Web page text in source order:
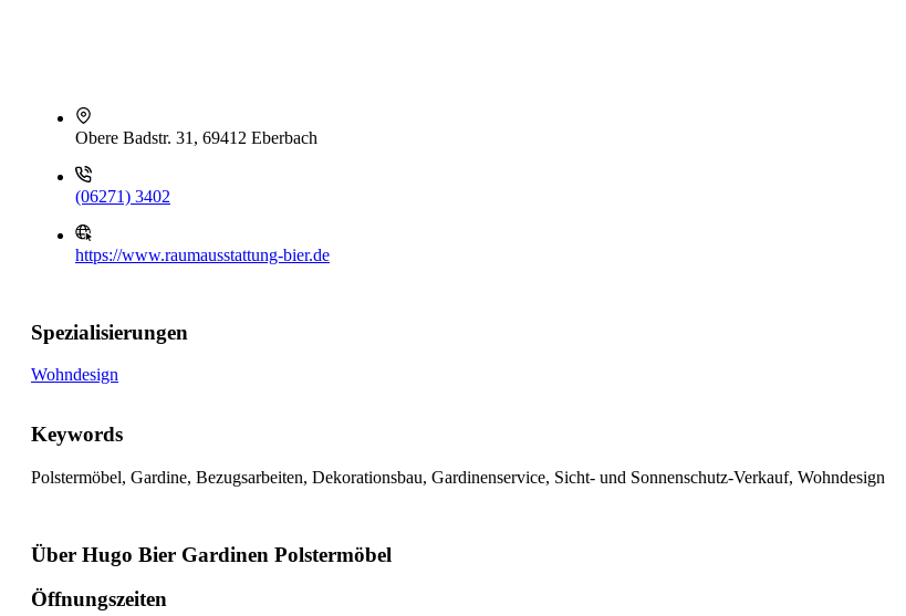
Obere Badstr. 31, 69412 Eberbach
(06271) 3402
https://www.raumausstattung-bier.de
Spezialisierungen
Wohndesign
Keywords
Polstermöbel, Gardine, Bezugsarbeiten, Dekorationsbau, Gardinenservice, Sicht- und Sonnenschutz-Verkauf, Wohndesign
Über Hugo Bier Gardinen Polstermöbel
Öffnungszeiten